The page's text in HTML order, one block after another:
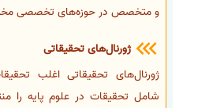
و متخصص در حوزه‌های تخصصی
ژورنال‌های تحقیقاتی
ژورنال‌های تحقیقاتی اغلب
شامل تحقیقات در علوم پایه را